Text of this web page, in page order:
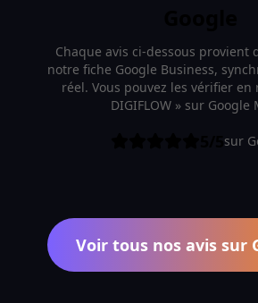
Chaque avis ci-dessous provient
notre fiche Google Business,
réel. Vous pouvez les vérifier en
DIGIFLOW » sur Google
sur
Voir tous nos avis sur